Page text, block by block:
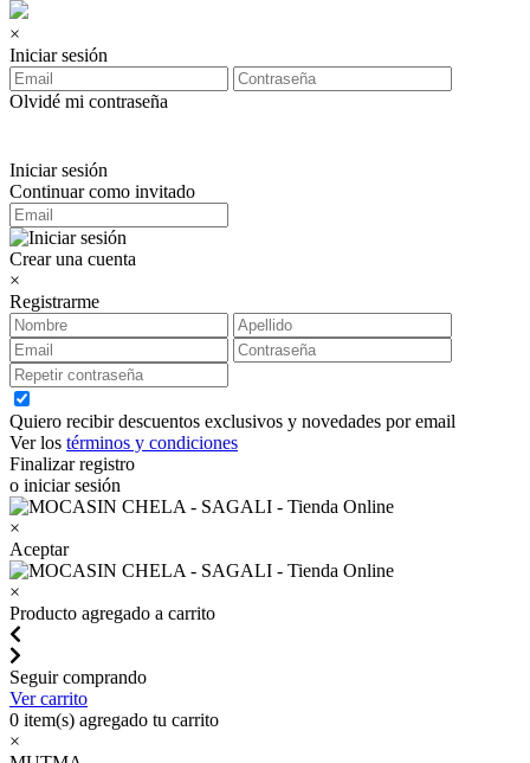
×
Iniciar sesión
Olvidé mi contraseña
Iniciar sesión
Continuar como invitado
Crear una cuenta
×
Registrarme
Quiero recibir descuentos exclusivos y novedades por email
Ver los términos y condiciones
Finalizar registro
o iniciar sesión
×
Aceptar
×
Producto agregado a carrito
Seguir comprando
Ver carrito
0 item(s) agregado tu carrito
×